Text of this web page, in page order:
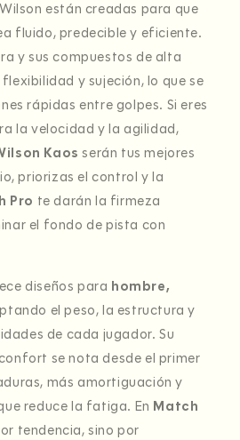
están creadas para que
fluido, predecible y eficiente.
y sus compuestos de alta
y sujeción, lo que se
rápidas entre golpes. Si eres
la velocidad y la agilidad,
Kaos serán tus mejores
priorizas el control y la
Pro te darán la firmeza
el fondo de pista con
diseños para hombre,
el peso, la estructura y
de cada jugador. Su
se nota desde el primer
más amortiguación y
reduce la fatiga. En Match
tendencia, sino por